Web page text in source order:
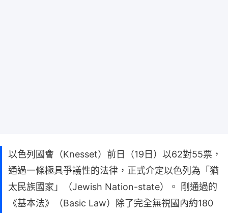
以色列國會（Knesset）前日（19日）以62對55票，
通過一條極具爭議性的法律，正式介定以色列為「猶
太民族國家」（Jewish Nation-state）。 剛通過的
《基本法》（Basic Law）除了完全無視國內約180